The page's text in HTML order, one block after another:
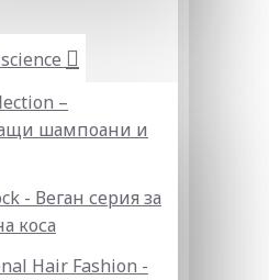
–
шампоани и
- Веган серия за
коса
Hair Fashion -